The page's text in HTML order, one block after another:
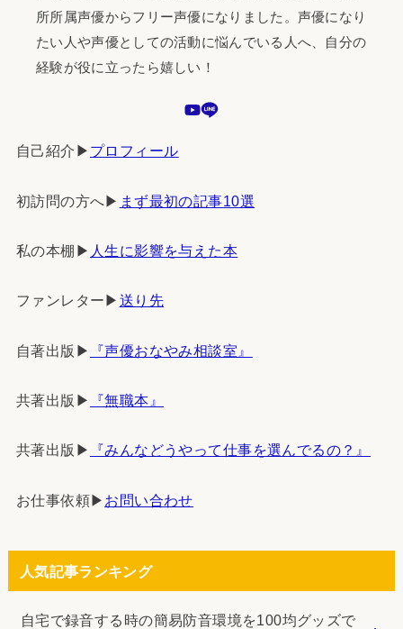
所所属声優からフリー声優になりました。声優になり
たい人や声優としての活動に悩んでいる人へ、自分の
経験が役に立ったら嬉しい！
自己紹介▶︎ プロフィール
初訪問の方へ▶︎ まず最初の記事10選
私の本棚▶︎ 人生に影響を与えた本
ファンレター▶︎ 送り先
自著出版▶︎ 『声優おなやみ相談室』
共著出版▶︎ 『無職本』
共著出版▶︎ 『みんなどうやって仕事を選んでるの？』
お仕事依頼▶︎ お問い合わせ
人気記事ランキング
自宅で録音する時の簡易防音環境を100均グッズで